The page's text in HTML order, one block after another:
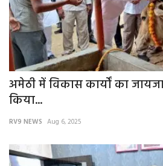
अमेठी में विकास कार्यों का जायजा:
किया...
RV9 NEWS Aug 6, 2025